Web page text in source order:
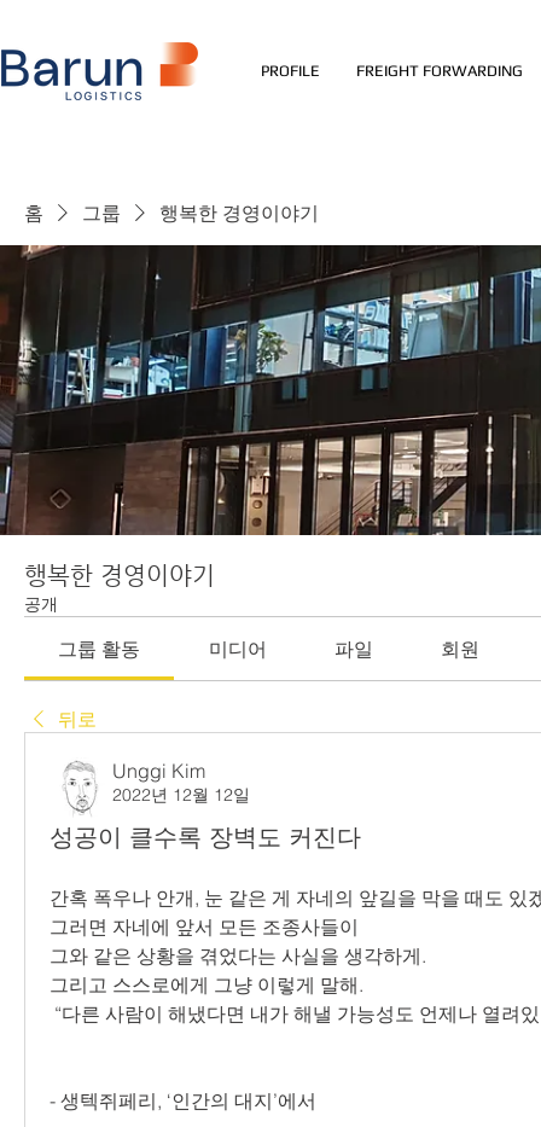
PROFILE FREIGHT FORWARDING
홈 그룹 행복한 경영이야기
행복한 경영이야기
공개
그룹 활동 미디어 파일 회원
뒤로
Unggi Kim
2022년 12월 12일
성공이 클수록 장벽도 커진다
간혹 폭우나 안개, 눈 같은 게 자네의 앞길을 막을 때도 있
그러면 자네에 앞서 모든 조종사들이
그와 같은 상황을 겪었다는 사실을 생각하게.
그리고 스스로에게 그냥 이렇게 말해.
“다른 사람이 해냈다면 내가 해낼 가능성도 언제나 열려
- 생텍쥐페리, ‘인간의 대지’에서